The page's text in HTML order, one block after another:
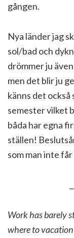
gången.
Nya länder jag
sol/bad och
drömmer ju
men det blir ju
känns det
semester vilket
båda har egna
ställen!
som man inte får
Work has barely
where to vacation